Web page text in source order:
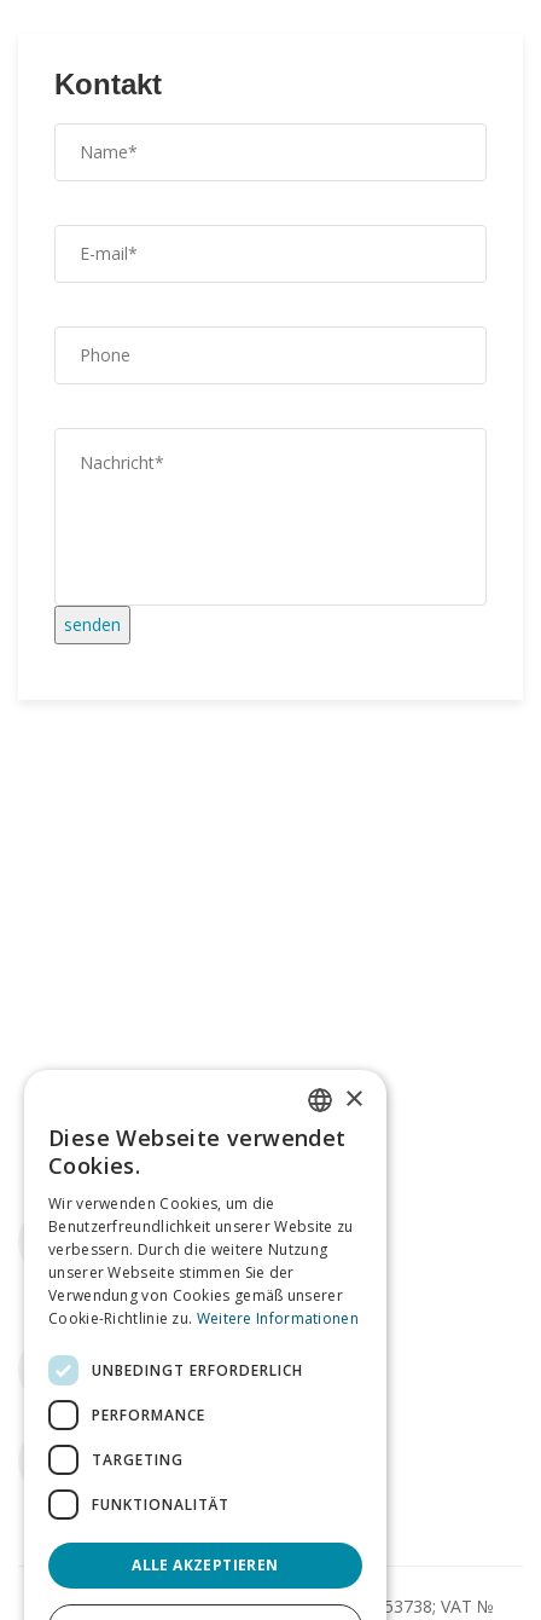
Kontakt
Email
agents@tagmin.co.uk
© Tagmin Ltd 2013-2026; Company № 08753738; VAT №
ENGLISH
×
Diese Webseite verwendet
Cookies.
Wir verwenden Cookies, um die
Benutzerfreundlichkeit unserer Website zu
verbessern. Durch die weitere Nutzung
unserer Webseite stimmen Sie der
Verwendung von Cookies gemäß unserer
Cookie-Richtlinie zu. Weitere Informationen
UNBEDINGT ERFORDERLICH
PERFORMANCE
TARGETING
FUNKTIONALITÄT
ALLE AKZEPTIEREN